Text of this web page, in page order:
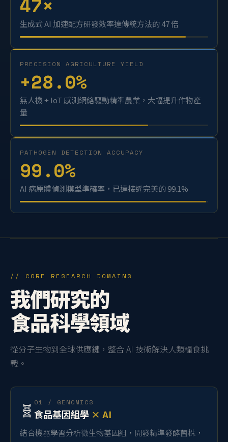
生成式 AI 加速配方研發效率達傳統方法的 47 倍
PRECISION AGRICULTURE YIELD
+28.0%
無人機 + IoT 感測網絡驅動精準農業，大幅提升作物產
量
PATHOGEN DETECTION ACCURACY
99.0%
AI 病原體偵測模型準確率，已達接近完美的 99.1%
// CORE RESEARCH DOMAINS
我們研究的
食品科學領域
從分子生物到全球供應鏈，整合 AI 技術解決人類糧食挑
戰。
🧬 01 / GENOMICS
食品基因組學 × AI
結合機器學習分析微生物基因組，開發精準發酵菌株，